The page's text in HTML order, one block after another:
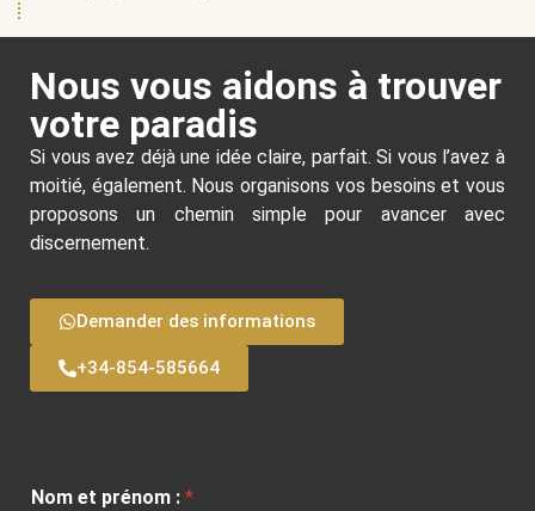
Nous vous aidons à trouver
votre paradis
Si vous avez déjà une idée claire, parfait. Si vous l’avez à
moitié, également. Nous organisons vos besoins et vous
proposons un chemin simple pour avancer avec
discernement.
Demander des informations
+34-854-585664
Nom et prénom : *